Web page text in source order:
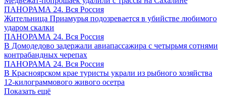
ПАНОРАМА 24. Вся Россия
Жительница Приамурья подозревается в убийстве любимого
ударом скалки
ПАНОРАМА 24. Вся Россия
В Домодедово задержали авиапассажира с четырьмя сотнями
контрабандных черепах
ПАНОРАМА 24. Вся Россия
В Красноярском крае туристы украли из рыбного хозяйства
12-килограммового живого осетра
Показать ещё